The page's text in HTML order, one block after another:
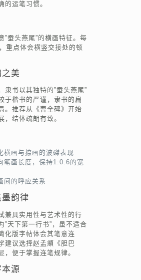
的运笔习惯。
”蚕头燕尾”的横画特征。每
重点体会横竖交接处的顿
美
隶书以其独特的”蚕头燕尾”
于楷书的严谨，隶书的扁
。推荐从《曹全碑》开始
，结体疏朗有致。
横画与捺画的波磔表现
笔画长度，保持1:0.6的宽
间的呼应关系
韵律
兼具实用性与艺术性的行
”天下第一行书”，虽不适合
化版字帖体会其笔意连
建议选择赵孟頫《胆巴
，便于掌握连笔规律。
源